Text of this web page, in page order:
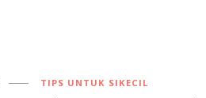
TIPS UNTUK SIKECIL